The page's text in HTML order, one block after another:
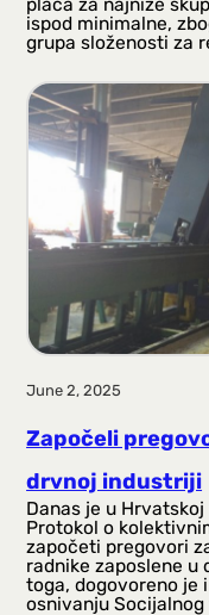
ispod minimalne,
grupa složenosti za
June 2, 2025
Započeli
drvnoj industriji
Danas je u
Protokol o
započeti pregovori
radnike zaposlene u
toga, dogovoreno je
osnivanju